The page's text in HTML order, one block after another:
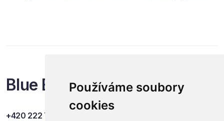
Používáme soubory
cookies
Blue Events
+420 222 749 841